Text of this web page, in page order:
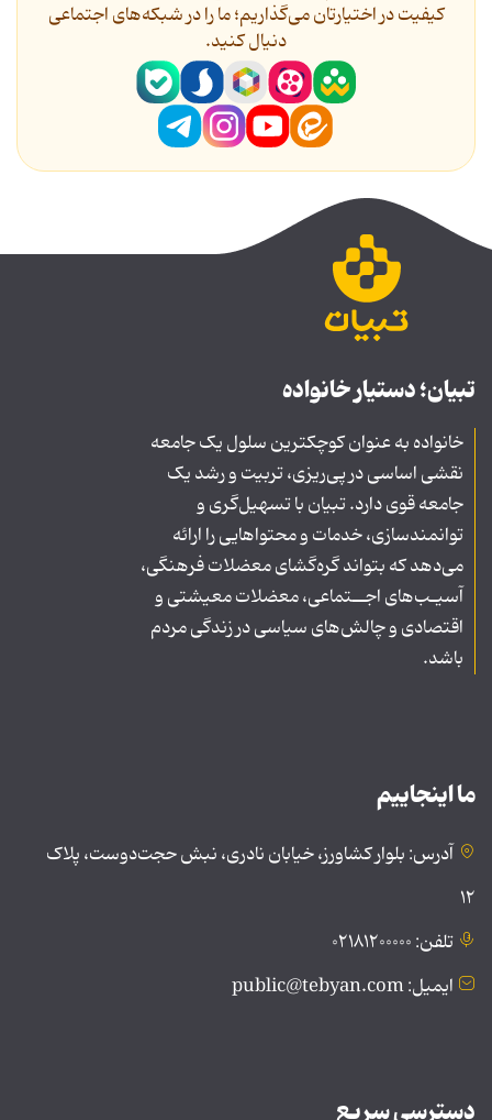
کیفیت در اختیارتان می‌گذاریم؛ ما را در شبکه‌های اجتماعی
دنیال کنید.
تبیان؛ دستیار خانواده
خانواده به عنوان کوچکترین سلول یک جامعه
نقشی اساسی در پی‌ریزی، تربیت و رشد یک
جامعه قوی دارد. تبیان با تسهیل‌گری و
توانمندسازی، خدمات و محتواهایی را ارائه
می‌دهد که بتواند گره‌گشای معضلات فرهنگی،
آسیـب‌های اجــتماعی، معضلات معیشتی و
اقتصادی و چالش‌های سیاسی در زندگی مردم
باشد.
ما اینجاییم
آدرس: بلوار کشاورز، خیابان نادری، نبش حجت‌دوست، پلاک
۱۲
تلفن: ۰۲۱۸۱۲۰۰۰۰۰
ایمیل: public@tebyan.com
دسترسی سریع